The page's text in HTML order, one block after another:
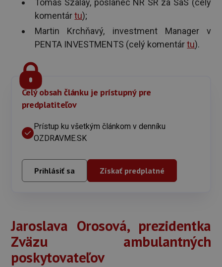
Tomáš Szalay, poslanec NR SR za SaS (celý
komentártu);
Martin Krchňavý, investment Manager v
PENTA INVESTMENTS (celý komentártu).
Celý obsah článku je prístupný pre
predplatiteľov
Prístup ku všetkým článkom v denníku
OZDRAVME.SK
Prihlásiť sa Získať predplatné
Jaroslava Orosová, prezidentka
Zväzu ambulantných
poskytovateľov